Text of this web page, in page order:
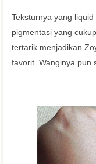
Teksturnya yang
pigmentasi yang
tertarik menjadikan
favorit. Wanginya pun